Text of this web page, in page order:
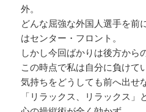
外。
どんな屈強な外国人選手を前
はセンター・フロント。
しかし今回ばかりは後方から
この時点で私は自分に負けて
気持ちをどうしても前へ出せ
「リラックス、リラックス」